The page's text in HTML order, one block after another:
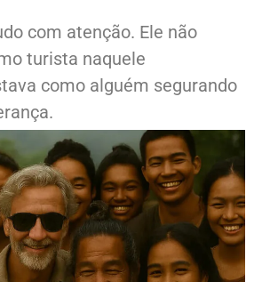
com atenção. Ele não
turista naquele
como alguém segurando